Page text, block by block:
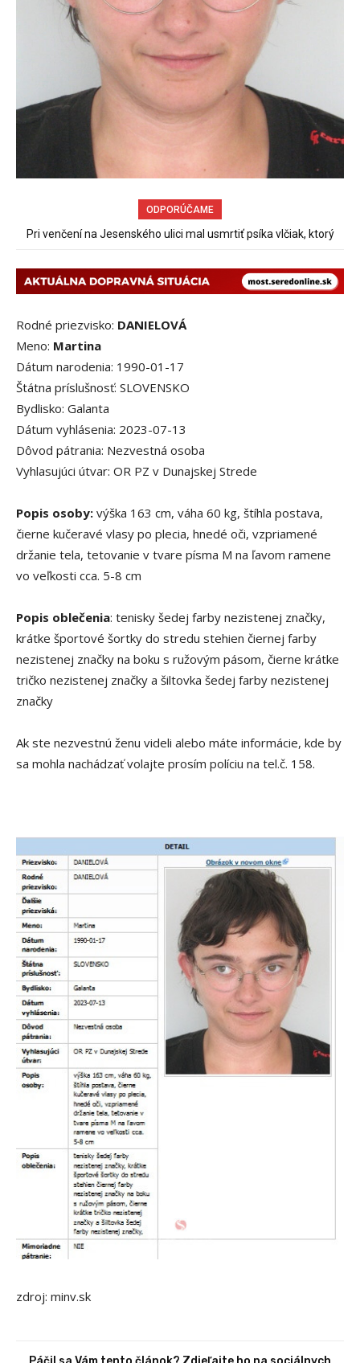
ODPORÚČAME
Sereď niekedy bola mestom s výborným napojením na
Rodné priezvisko: DANIELOVÁ
Meno: Martina
Dátum narodenia: 1990-01-17
Štátna príslušnosť: SLOVENSKO
Bydlisko: Galanta
Dátum vyhlásenia: 2023-07-13
Dôvod pátrania: Nezvestná osoba
Vyhlasujúci útvar: OR PZ v Dunajskej Strede
Popis osoby: výška 163 cm, váha 60 kg, štíhla postava,
čierne kučeravé vlasy po plecia, hnedé oči, vzpriamené
držanie tela, tetovanie v tvare písma M na ľavom ramene
vo veľkosti cca. 5-8 cm
Popis oblečenia: tenisky šedej farby nezistenej značky,
krátke športové šortky do stredu stehien čiernej farby
nezistenej značky na boku s ružovým pásom, čierne krátke
tričko nezistenej značky a šiltovka šedej farby nezistenej
značky
Ak ste nezvestnú ženu videli alebo máte informácie, kde by
sa mohla nachádzať volajte prosím políciu na tel.č. 158.
zdroj: minv.sk